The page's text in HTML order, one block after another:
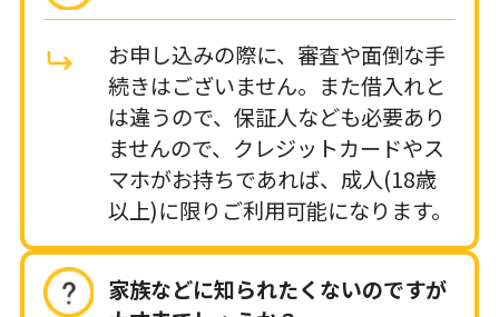
お申し込みの際に、審査や面倒な手
続きはございません。また借入れと
は違うので、保証人なども必要あり
ませんので、クレジットカードやス
マホがお持ちであれば、成人(18歳
以上)に限りご利用可能になります。
家族などに知られたくないのですが